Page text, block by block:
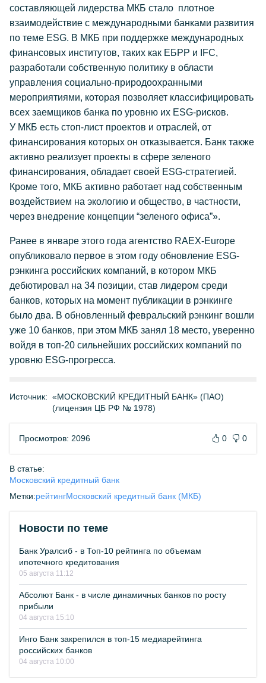
составляющей лидерства МКБ стало плотное
взаимодействие с международными банками развития
по теме ESG. В МКБ при поддержке международных
финансовых институтов, таких как ЕБРР и IFC,
разработали собственную политику в области
управления социально-природоохранными
мероприятиями, которая позволяет классифицировать
всех заемщиков банка по уровню их ESG-рисков.
У МКБ есть стоп-лист проектов и отраслей, от
финансирования которых он отказывается. Банк также
активно реализует проекты в сфере зеленого
финансирования, обладает своей ESG-стратегией.
Кроме того, МКБ активно работает над собственным
воздействием на экологию и общество, в частности,
через внедрение концепции “зеленого офиса”».
Ранее в январе этого года агентство RAEX-Europe
опубликовало первое в этом году обновление ESG-
рэнкинга российских компаний, в котором МКБ
дебютировал на 34 позиции, став лидером среди
банков, которых на момент публикации в рэнкинге
было два. В обновленный февральский рэнкинг вошли
уже 10 банков, при этом МКБ занял 18 место, уверенно
войдя в топ-20 сильнейших российских компаний по
уровню ESG-прогресса.
Источник: «МОСКОВСКИЙ КРЕДИТНЫЙ БАНК» (ПАО)
(лицензия ЦБ РФ № 1978)
Просмотров: 2096 0 0
В статье:
Московский кредитный банк
Метки:рейтингМосковский кредитный банк (МКБ)
Новости по теме
Банк Уралсиб - в Топ-10 рейтинга по объемам
ипотечного кредитования
05 августа 11:12
Абсолют Банк - в числе динамичных банков по росту
прибыли
04 августа 15:10
Инго Банк закрепился в топ-15 медиарейтинга
российских банков
04 августа 10:00